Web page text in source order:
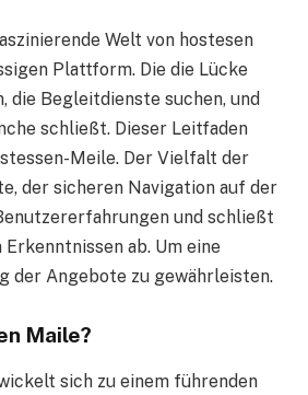
Welt von hostesen
Plattform. Die die Lücke
die Begleitdienste suchen, und
schließt. Dieser Leitfaden
Meile. Der Vielfalt der
der sicheren Navigation auf der
und schließt
ab. Um eine
der Angebote zu gewährleisten.
Maile?
sich zu einem führenden